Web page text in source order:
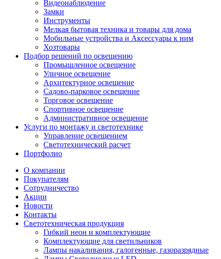
Видеонаблюдение
Замки
Инструменты
Мелкая бытовая техника и товары для дома
Мобильные устройства и Аксессуары к ним
Хозтовары
Подбор решений по освещению
Промышленное освещение
Уличное освещение
Архитектурное освещение
Садово-парковое освещение
Торговое освещение
Спортивное освещение
Административное освещение
Услуги по монтажу и светотехнике
Управление освещением
Светотехнический расчет
Портфолио
О компании
Покупателям
Сотрудничество
Акции
Новости
Контакты
Светотехническая продукция
Гибкий неон и комплектующие
Комплектующие для светильников
Лампы накаливания, галогенные, газоразрядные